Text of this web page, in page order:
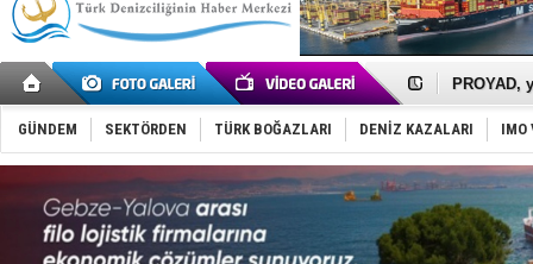
İTU AUV,
PROYAD,
Türkiye-
Türk
Deniz
DÖDER,
Fairline,
Baltık
Runit
Limana
GÜNDEM SEKTÖRDEN TÜRK BOĞAZLARI DENİZ KAZALARI IMO